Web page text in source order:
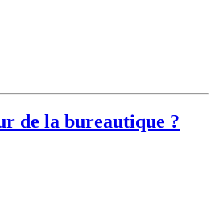
de la bureautique ?